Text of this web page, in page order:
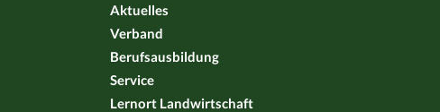
Aktuelles
Verband
Berufsausbildung
Service
Lernort Landwirtschaft